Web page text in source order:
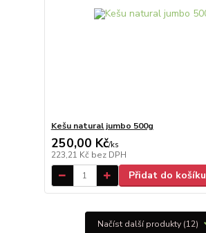
Kešu natural jumbo 500g
250,00 Kč/ks
223,21 Kč bez DPH
Přidat do košíku
Načíst další produkty (12)